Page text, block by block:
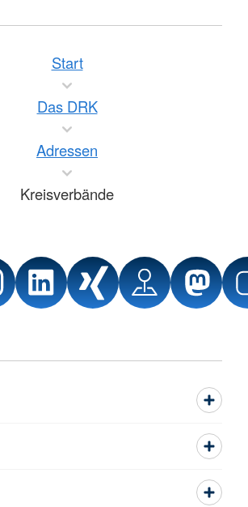
Start
Das DRK
Adressen
Kreisverbände